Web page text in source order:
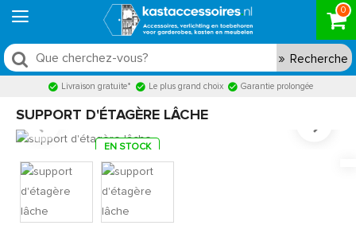
0
Recherche
Livraison gratuite* Le plus grand choix Garantie prolongée
SUPPORT D'ÉTAGÈRE LÂCHE
EN STOCK